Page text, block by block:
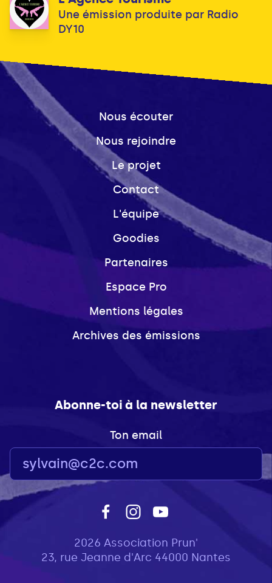
Une émission produite par Radio
DY10
Nous écouter
Nous rejoindre
Le projet
Contact
L'équipe
Goodies
Partenaires
Espace Pro
Mentions légales
Archives des émissions
Abonne-toi à la newsletter
Ton email
2026 Association Prun'
23, rue Jeanne d'Arc 44000 Nantes